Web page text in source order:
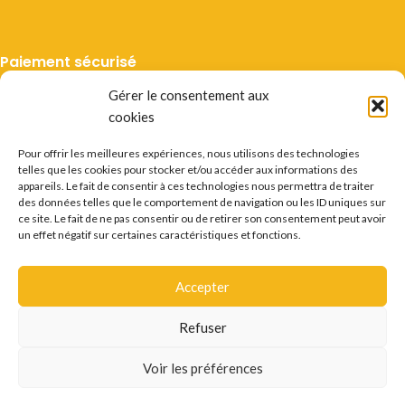
Gérer le consentement aux
cookies
Pour offrir les meilleures expériences, nous utilisons des technologies
telles que les cookies pour stocker et/ou accéder aux informations des
appareils. Le fait de consentir à ces technologies nous permettra de traiter
des données telles que le comportement de navigation ou les ID uniques sur
ce site. Le fait de ne pas consentir ou de retirer son consentement peut avoir
un effet négatif sur certaines caractéristiques et fonctions.
Accepter
Refuser
Voir les préférences
Paiement sécurisé
Livraison suivie
Vie privée
Recrutement
CONSOMMER AVEC MODÉRATION.